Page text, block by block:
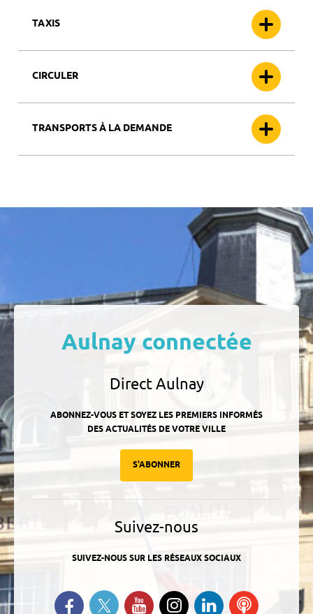
TAXIS
CIRCULER
TRANSPORTS À LA DEMANDE
Aulnay connectée
Direct Aulnay
ABONNEZ-VOUS ET SOYEZ LES PREMIERS INFORMÉS
DES ACTUALITÉS DE VOTRE VILLE
S'ABONNER
Suivez-nous
SUIVEZ-NOUS SUR LES RÉSEAUX SOCIAUX
Retrouvez-nous sur Facebook
Suivez-nous sur Twitter
Suivez-nous sur YouTube
Suivez-nous sur
Retrouvez-Ecoutez